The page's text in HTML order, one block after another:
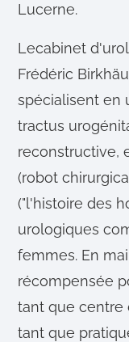
Lucerne.
Lecabinet
Frédéric
spécialisent en
tractus
reconstructive,
(robot
("l'histoire des
urologiques
femmes. En
récompensée
tant que centre
tant que